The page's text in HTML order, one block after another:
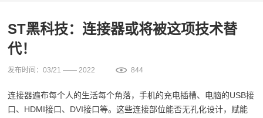
ST黑科技：连接器或将被这项技术替
代！
发布时间：03/21 —— 2022 844
连接器遍布每个人的生活每个角落，手机的充电插槽、电脑的USB接
口、HDMI接口、DVI接口等。这些连接部位能否无孔化设计，赋能